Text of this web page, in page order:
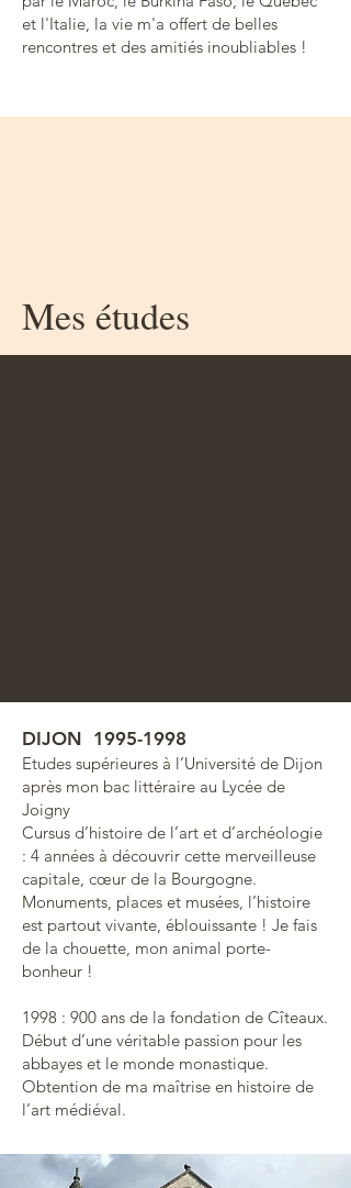
et l'Italie, la vie m'a offert de belles
rencontres et des amitiés inoubliables !
Mes études
DIJON 1995-1998
Etudes supérieures à l’Université de Dijon
après mon bac littéraire au Lycée de
Joigny
Cursus d’histoire de l’art et d’archéologie
: 4 années à découvrir cette merveilleuse
capitale, cœur de la Bourgogne.
Monuments, places et musées, l’histoire
est partout vivante, éblouissante ! Je fais
de la chouette, mon animal porte-
bonheur !
1998 : 900 ans de la fondation de Cîteaux.
Début d’une véritable passion pour les
abbayes et le monde monastique.
Obtention de ma maîtrise en histoire de
l’art médiéval.